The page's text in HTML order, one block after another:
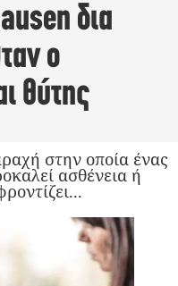
δια
ο
θύτης
στην οποία ένας
ασθένεια ή